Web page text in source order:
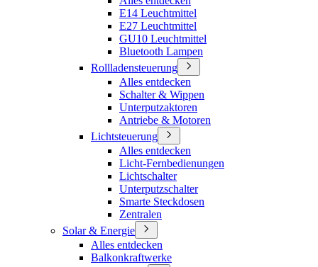
E14 Leuchtmittel
E27 Leuchtmittel
GU10 Leuchtmittel
Bluetooth Lampen
Rollladensteuerung
Alles entdecken
Schalter & Wippen
Unterputzaktoren
Antriebe & Motoren
Lichtsteuerung
Alles entdecken
Licht-Fernbedienungen
Lichtschalter
Unterputzschalter
Smarte Steckdosen
Zentralen
Solar & Energie
Alles entdecken
Balkonkraftwerke